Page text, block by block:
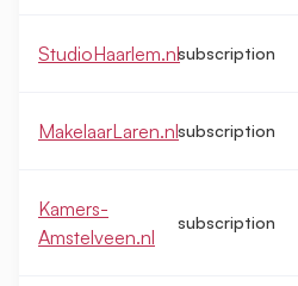
StudioHaarlem.nlsubscription
MakelaarLaren.nlsubscription
Kamers-
Amstelveen.nl
subscription